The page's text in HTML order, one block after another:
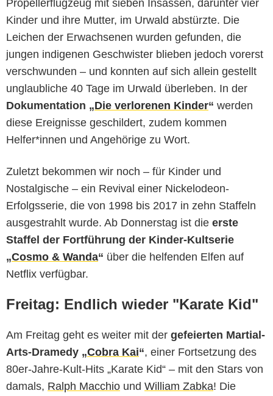
Propellerflugzeug mit sieben Insassen, darunter vier
Kinder und ihre Mutter, im Urwald abstürzte. Die
Leichen der Erwachsenen wurden gefunden, die
jungen indigenen Geschwister blieben jedoch vorerst
verschwunden – und konnten auf sich allein gestellt
unglaubliche 40 Tage im Urwald überleben. In der
Dokumentation „Die verlorenen Kinder“ werden
diese Ereignisse geschildert, zudem kommen
Helfer*innen und Angehörige zu Wort.
Zuletzt bekommen wir noch – für Kinder und
Nostalgische – ein Revival einer Nickelodeon-
Erfolgsserie, die von 1998 bis 2017 in zehn Staffeln
ausgestrahlt wurde. Ab Donnerstag ist die erste
Staffel der Fortführung der Kinder-Kultserie
„Cosmo & Wanda“ über die helfenden Elfen auf
Netflix verfügbar.
Freitag: Endlich wieder "Karate Kid"
Am Freitag geht es weiter mit der gefeierten Martial-
Arts-Dramedy „Cobra Kai“, einer Fortsetzung des
80er-Jahre-Kult-Hits „Karate Kid“ – mit den Stars von
damals, Ralph Macchio und William Zabka! Die